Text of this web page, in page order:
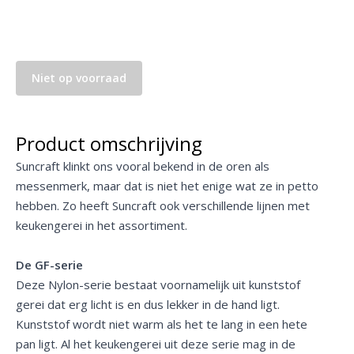
Niet op voorraad
Product omschrijving
Suncraft klinkt ons vooral bekend in de oren als
messenmerk, maar dat is niet het enige wat ze in petto
hebben. Zo heeft Suncraft ook verschillende lijnen met
keukengerei in het assortiment.
De GF-serie
Deze Nylon-serie bestaat voornamelijk uit kunststof
gerei dat erg licht is en dus lekker in de hand ligt.
Kunststof wordt niet warm als het te lang in een hete
pan ligt. Al het keukengerei uit deze serie mag in de